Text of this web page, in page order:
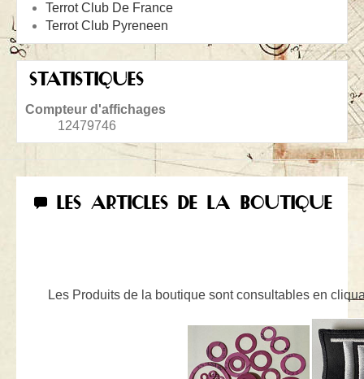
Terrot Club De France
Terrot Club Pyreneen
STATISTIQUES
Compteur d'affichages
12479746
LES ARTICLES DE LA BOUTIQUE
Les Produits de la boutique sont consultables en